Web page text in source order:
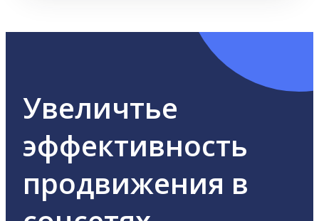
Увеличтье
эффективность
продвижения в